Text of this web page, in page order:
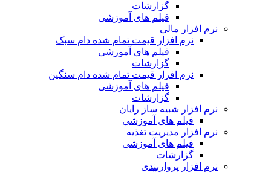
گزارشات
فیلم های آموزشی
نرم افزار مالی
نرم افزار قیمت تمام شده دام سبک
فیلم های آموزشی
گزارشات
نرم افزار قیمت تمام شده دام سنگین
فیلم های آموزشی
گزارشات
نرم افزار شبیه ساز رایان
فیلم های آموزشی
نرم افزار مدیریت تغذیه
فیلم های آموزشی
گزارشات
نرم افزار پرواربندی